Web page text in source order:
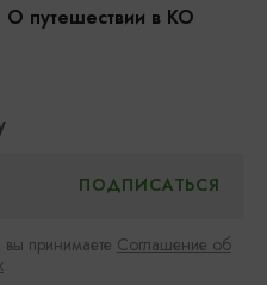
О путешествии в КО
принимаете Соглашение об